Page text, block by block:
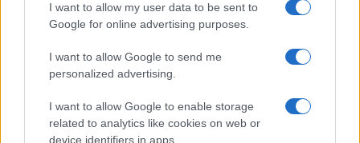
I want to allow my user data to be sent to
Google for online advertising purposes.
I want to allow Google to send me
personalized advertising.
I want to allow Google to enable storage
related to analytics like cookies on web or
device identifiers in apps.
Syndication
Globalist
Globalscience
Globalsport
Culture
Salute
Megachip
GiULia